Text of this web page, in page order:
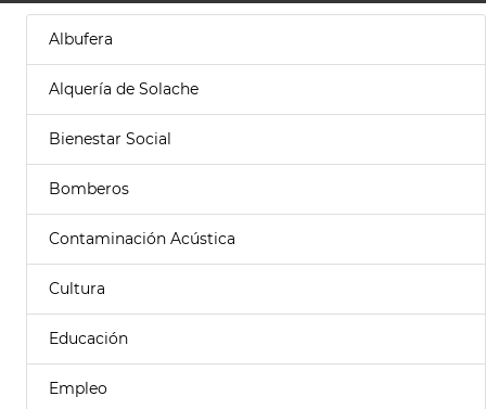
Albufera
Alquería de Solache
Bienestar Social
Bomberos
Contaminación Acústica
Cultura
Educación
Empleo